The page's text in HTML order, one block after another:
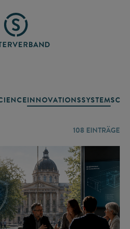
INNOVATIONSSYSTEM
108 EINTRÄGE